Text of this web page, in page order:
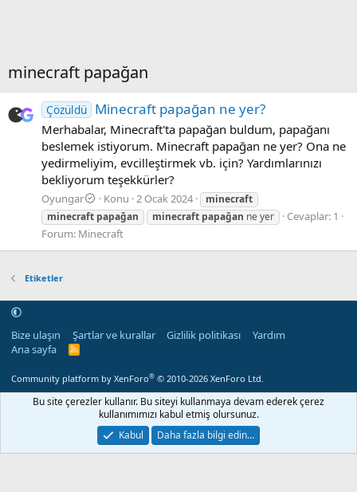
minecraft papağan
Çözüldü Minecraft papağan ne yer?
Merhabalar, Minecraft'ta papağan buldum, papağanı
beslemek istiyorum. Minecraft papağan ne yer? Ona ne
yedirmeliyim, evcilleştirmek vb. için? Yardımlarınızı
bekliyorum teşekkürler?
Oyungar Konu 2 Ocak 2024
minecraft
minecraft papağan minecraft papağan ne yer
Cevaplar: 1
Forum: Minecraft
Etiketler
Bize ulaşın Şartlar ve kurallar Gizlilik politikası
Yardım
Ana sayfa
R
S
Community platform by XenForo® © 2010-2026 XenForo Ltd.
Bu site çerezler kullanır. Bu siteyi kullanmaya devam ederek çerez
kullanımımızı kabul etmiş olursunuz.
Kabul
Daha fazla bilgi edin…